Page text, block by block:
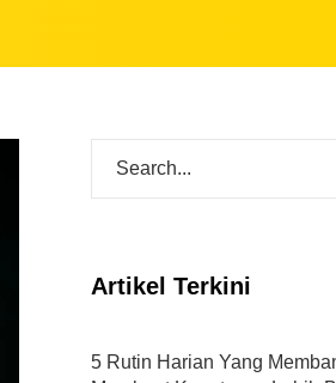
Artikel Terkini
5 Rutin Harian Yang